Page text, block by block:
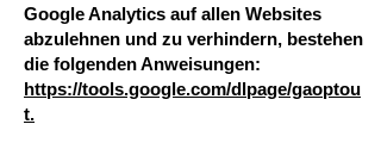
Google Analytics auf allen Websites
abzulehnen und zu verhindern, bestehen
die folgenden Anweisungen:
https://tools.google.com/dlpage/gaoptou
t.